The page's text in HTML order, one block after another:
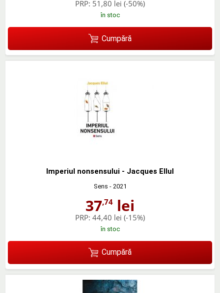
PRP: 51,80 lei (-50%)
în stoc
Cumpără
Imperiul nonsensului - Jacques Ellul
Sens - 2021
37,74 lei
PRP: 44,40 lei (-15%)
în stoc
Cumpără